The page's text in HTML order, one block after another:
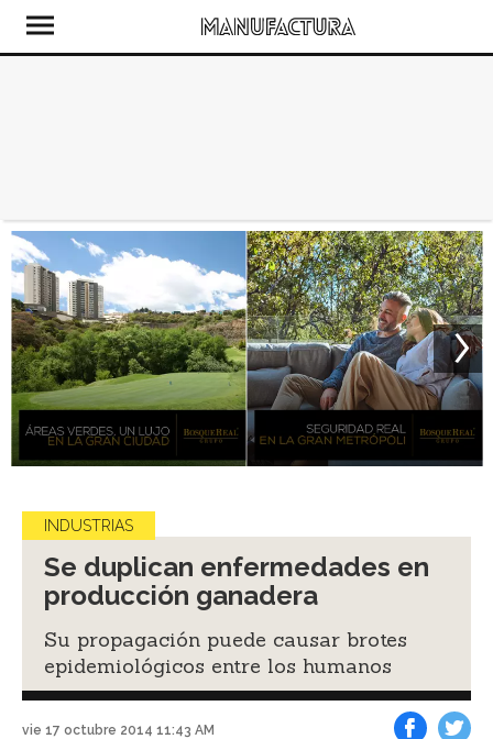
INDUSTRIAS
Se duplican enfermedades en
producción ganadera
Su propagación puede causar brotes
epidemiológicos entre los humanos
vie 17 octubre 2014 11:43 AM